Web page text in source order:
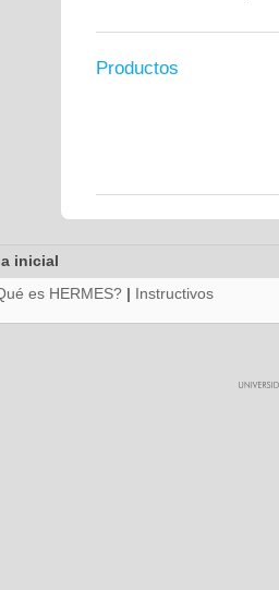
Productos
inicial
es HERMES? | Instructivos